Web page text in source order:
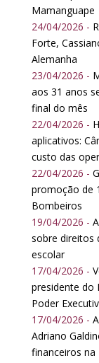
Mamanguape
24/04/2026 -
Forte,
Alemanha
23/04/2026 -
aos 31 anos
final do mês
22/04/2026 -
aplicativos:
custo das
22/04/2026 -
promoção de
Bombeiros
19/04/2026 -
sobre direitos
escolar
17/04/2026 -
presidente do
Poder
17/04/2026 -
Adriano
financeiros na